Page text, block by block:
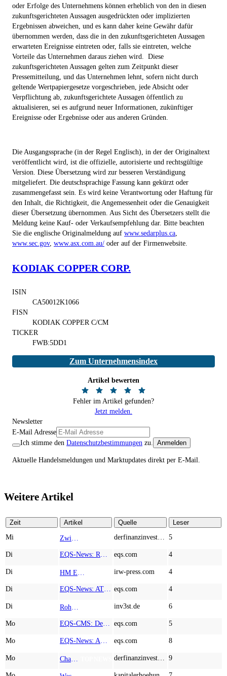
oder Erfolge des Unternehmens können erheblich von den in diesen
zukunftsgerichteten Aussagen ausgedrückten oder implizierten
Ergebnissen abweichen, und es kann daher keine Gewähr dafür
übernommen werden, dass die in den zukunftsgerichteten Aussagen
erwarteten Ereignisse eintreten oder, falls sie eintreten, welche
Vorteile das Unternehmen daraus ziehen wird.
Diese
zukunftsgerichteten Aussagen gelten zum Zeitpunkt dieser
Pressemitteilung, und das Unternehmen lehnt, sofern nicht durch
geltende Wertpapiergesetze vorgeschrieben, jede Absicht oder
Verpflichtung ab, zukunftsgerichtete Aussagen öffentlich zu
aktualisieren, sei es aufgrund neuer Informationen, zukünftiger
Ereignisse oder Ergebnisse oder aus anderen Gründen.
Die Ausgangssprache (in der Regel Englisch), in der der Originaltext
veröffentlicht wird, ist die offizielle, autorisierte und rechtsgültige
Version. Diese Übersetzung wird zur besseren Verständigung
mitgeliefert. Die deutschsprachige Fassung kann gekürzt oder
zusammengefasst sein. Es wird keine Verantwortung oder Haftung für
den Inhalt, die Richtigkeit, die Angemessenheit oder die Genauigkeit
dieser Übersetzung übernommen. Aus Sicht des Übersetzers stellt die
Meldung keine Kauf- oder Verkaufsempfehlung dar. Bitte beachten
Sie die englische Originalmeldung auf www.sedarplus.ca
www.sec.gov, www.asx.com.au/ oder auf der Firmenwebsite.
KODIAK COPPER CORP.
ISIN
CA50012K1066
FISN
KODIAK COPPER C/CM
TICKER
FWB:5DD1
Zum Unternehmensindex
Artikel bewerten
Fehler im Artikel gefunden?
Jetzt melden.
Newsletter
E-Mail Adresse
Ich stimme den Datenschutzbestimmungen zu. Anmelden
Aktuelle Handelsmeldungen und Marktupdates direkt per E-Mail.
Weitere Artikel
Zeit Artikel Quelle
Leser
Mi
5
Di eqs.com 4
Di irw-press.com 4
Di eqs.com 4
Di inv3st.de 6
Mo eqs.com 5
Mo eqs.com 8
Mo 9